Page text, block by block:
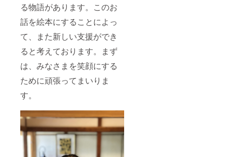
る物語があります。このお
話を絵本にすることによっ
て、また新しい支援ができ
ると考えております。まず
は、みなさまを笑顔にする
ために頑張ってまいりま
す。